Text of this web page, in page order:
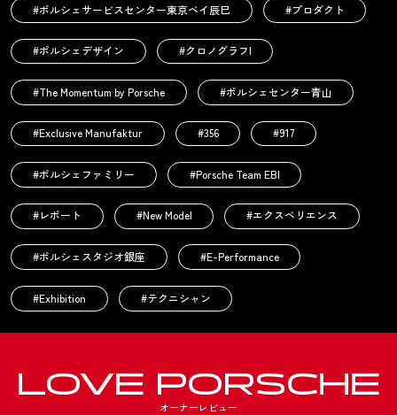
#ポルシェサービスセンター東京ベイ辰巳 #プロダクト
#ポルシェデザイン #クロノグラフI
#The Momentum by Porsche #ポルシェセンター青山
#Exclusive Manufaktur #356 #917
#ポルシェファミリー #Porsche Team EBI
#レポート #New Model #エクスペリエンス
#ポルシェスタジオ銀座 #E-Performance
#Exhibition #テクニシャン
LOVE PORSCHE
オーナーレビュー